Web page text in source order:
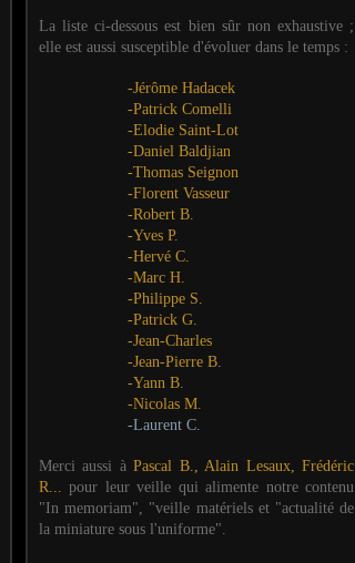
La liste ci-dessous est bien sûr non exhaustive ;
elle est aussi susceptible d'évoluer dans le temps :
-Jérôme Hadacek
-Patrick Comelli
-Elodie Saint-Lot
-Daniel Baldjian
-Thomas Seignon
-Florent Vasseur
-Robert B.
-Yves P.
-Hervé C.
-Marc H.
-Philippe S.
-Patrick G.
-Jean-Charles
-Jean-Pierre B.
-Yann B.
-Nicolas M.
-Laurent C.
Merci aussi àPascal B., Alain Lesaux, Frédéric
R...pour leur veille qui alimente notre contenu
"In memoriam", "veille matériels et "actualité de
la miniature sous l'uniforme".